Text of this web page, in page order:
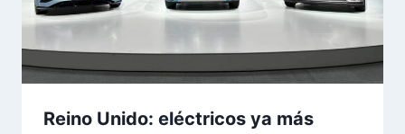
Reino Unido: eléctricos ya más